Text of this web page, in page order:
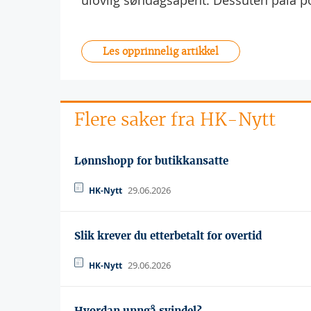
Les opprinnelig artikkel
Flere saker fra HK-Nytt
Lønnshopp for butikkansatte
HK-Nytt 29.06.2026
Slik krever du etterbetalt for overtid
HK-Nytt 29.06.2026